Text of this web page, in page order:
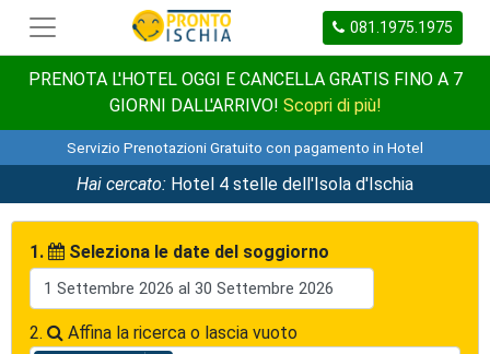
081.1975.1975
PRENOTA L'HOTEL OGGI E CANCELLA GRATIS FINO A 7
GIORNI DALL'ARRIVO! Scopri di più!
Servizio Prenotazioni Gratuito con pagamento in Hotel
Hai cercato: Hotel 4 stelle dell'Isola d'Ischia
1. Seleziona le date del soggiorno
2. Affina la ricerca o lascia vuoto